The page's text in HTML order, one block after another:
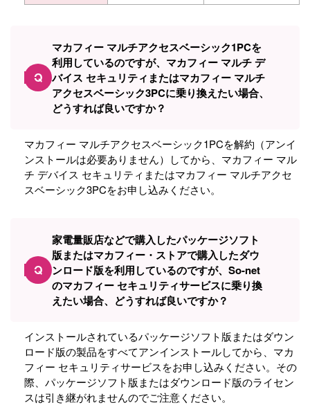
Q
マカフィー マルチアクセスベーシック1PCを
利用しているのですが、マカフィー マルチ デ
バイス セキュリティまたはマカフィー マルチ
アクセスベーシック3PCに乗り換えたい場合、
どうすれば良いですか？
マカフィー マルチアクセスベーシック1PCを解約（アンイ
ンストールは必要ありません）してから、マカフィー マル
チ デバイス セキュリティまたはマカフィー マルチアクセ
スベーシック3PCをお申し込みください。
Q
家電量販店などで購入したパッケージソフト
版またはマカフィー・ストアで購入したダウ
ンロード版を利用しているのですが、So-net
のマカフィー セキュリティサービスに乗り換
えたい場合、どうすれば良いですか？
インストールされているパッケージソフト版またはダウン
ロード版の製品をすべてアンインストールしてから、マカ
フィー セキュリティサービスをお申し込みください。その
際、パッケージソフト版またはダウンロード版のライセン
スは引き継がれませんのでご注意ください。